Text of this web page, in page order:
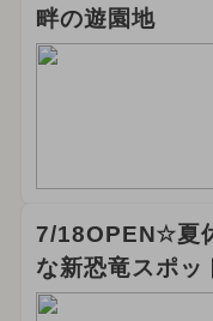
畔の遊園地
7/18OPEN☆夏
な新恐竜スポッ